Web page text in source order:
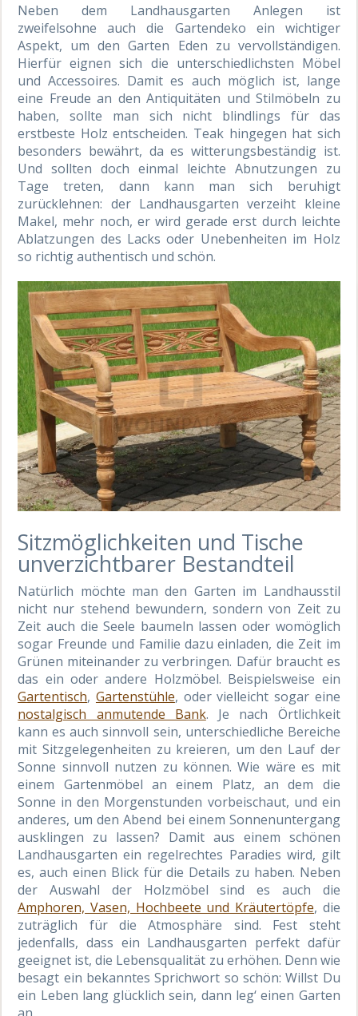
Neben dem Landhausgarten Anlegen ist
zweifelsohne auch die Gartendeko ein wichtiger
Aspekt, um den Garten Eden zu vervollständigen.
Hierfür eignen sich die unterschiedlichsten Möbel
und Accessoires. Damit es auch möglich ist, lange
eine Freude an den Antiquitäten und Stilmöbeln zu
haben, sollte man sich nicht blindlings für das
erstbeste Holz entscheiden. Teak hingegen hat sich
besonders bewährt, da es witterungsbeständig ist.
Und sollten doch einmal leichte Abnutzungen zu
Tage treten, dann kann man sich beruhigt
zurücklehnen: der Landhausgarten verzeiht kleine
Makel, mehr noch, er wird gerade erst durch leichte
Ablatzungen des Lacks oder Unebenheiten im Holz
so richtig authentisch und schön.
Sitzmöglichkeiten und Tische
unverzichtbarer Bestandteil
Natürlich möchte man den Garten im Landhausstil
nicht nur stehend bewundern, sondern von Zeit zu
Zeit auch die Seele baumeln lassen oder womöglich
sogar Freunde und Familie dazu einladen, die Zeit im
Grünen miteinander zu verbringen. Dafür braucht es
das ein oder andere Holzmöbel. Beispielsweise ein
Gartentisch, Gartenstühle, oder vielleicht sogar eine
nostalgisch anmutende Bank. Je nach Örtlichkeit
kann es auch sinnvoll sein, unterschiedliche Bereiche
mit Sitzgelegenheiten zu kreieren, um den Lauf der
Sonne sinnvoll nutzen zu können. Wie wäre es mit
einem Gartenmöbel an einem Platz, an dem die
Sonne in den Morgenstunden vorbeischaut, und ein
anderes, um den Abend bei einem Sonnenuntergang
ausklingen zu lassen? Damit aus einem schönen
Landhausgarten ein regelrechtes Paradies wird, gilt
es, auch einen Blick für die Details zu haben. Neben
der Auswahl der Holzmöbel sind es auch die
Amphoren, Vasen, Hochbeete und Kräutertöpfe, die
zuträglich für die Atmosphäre sind. Fest steht
jedenfalls, dass ein Landhausgarten perfekt dafür
geeignet ist, die Lebensqualität zu erhöhen. Denn wie
besagt ein bekanntes Sprichwort so schön: Willst Du
ein Leben lang glücklich sein, dann leg‘ einen Garten